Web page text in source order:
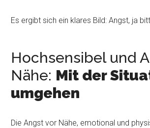
Es ergibt sich ein klares Bild: Angst, ja
Hochsensibel und
Nähe: Mit der
umgehen
Die Angst vor Nähe, emotional und